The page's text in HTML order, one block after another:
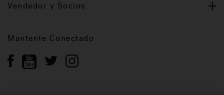
Vendedor y Socios
Mantente Conectado